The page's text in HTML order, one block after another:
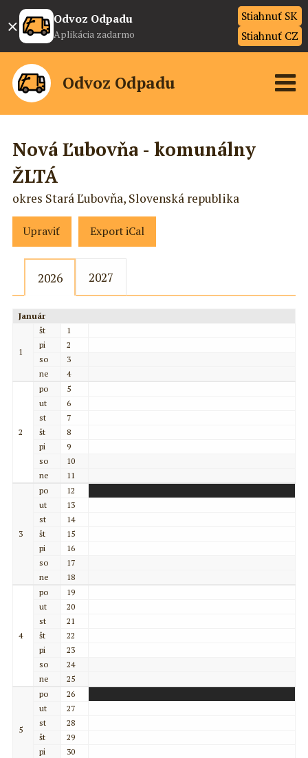
× Odvoz Odpadu
Aplikácia zadarmo
Stiahnuť SK
Stiahnuť CZ
Odvoz Odpadu
Nová Ľubovňa - komunálny
ŽLTÁ
okres Stará Ľubovňa, Slovenská republika
Upraviť Export iCal
2026 2027
Január
1
št
1
pi
2
so
3
ne
4
2
po
5
ut
6
st
7
št
8
pi
9
so
10
ne
11
3
po
12
ut
13
st
14
št
15
pi
16
so
17
ne
18
4
po
19
ut
20
st
21
št
22
pi
23
so
24
ne
25
5
po
26
ut
27
st
28
št
29
pi
30